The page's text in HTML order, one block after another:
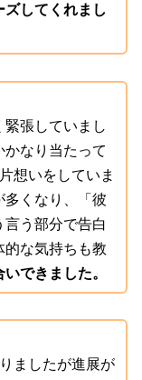
してくれまし
張していまし
なり当たって
想いをしていま
多くなり、「彼
う部分で告白
的な気持ちも教
できました。
ましたが進展が